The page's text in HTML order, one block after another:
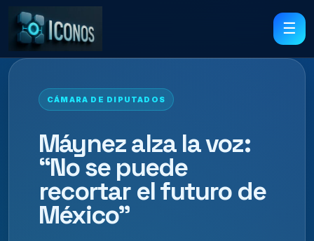
☰
CÁMARA DE DIPUTADOS
Máynez alza la voz:
“No se puede
recortar el futuro de
México”